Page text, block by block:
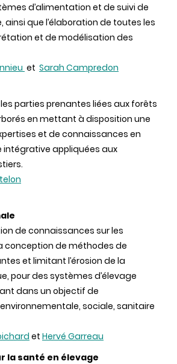
d’alimentation et de suivi de
ainsi que l’élaboration de toutes les
et de modélisation des
et Sarah Campredon
parties prenantes liées aux forêts
en mettant à disposition une
et de connaissances en
intégrative appliquées aux
de connaissances sur les
conception de méthodes de
et limitant l’érosion de la
pour des systèmes d’élevage
dans un objectif de
sociale, sanitaire
et Hervé Garreau
la santé en élevage